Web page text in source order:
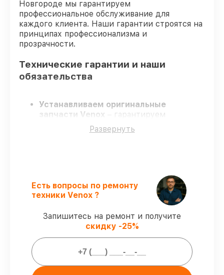
Новгороде мы гарантируем
профессиональное обслуживание для
каждого клиента. Наши гарантии строятся на
принципах профессионализма и
прозрачности.
Технические гарантии и наши
обязательства
Устанавливаем оригинальные
запчасти Venox – гарантируем
применение только подлинных
комплектующих.
Соблюдаем сроки ремонта – ремонт
тепловизора Venox LRF без задержек.
ремонтные услуги и комплектующие
защищены сервисной гарантией.
Мы гарантируем:
Развернуть
Есть вопросы по ремонту
техники Venox ?
Запишитесь на ремонт и получите
скидку -25%